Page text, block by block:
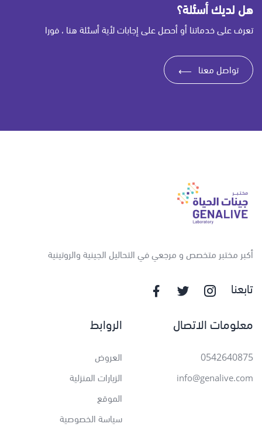
هل لديك أسئلة؟
تعرف على خدماتنا أو أحصل على إجابات لأية أسئلة هنا ، فورا
تواصل معنا ⟶
أكبر مختبر متخصص و مرجعي في التحاليل الجينية والروتينية
تابعنا
معلومات الاتصال
0542640875
info@genalive.com
الروابط
العروض
الزيارات المنزلية
الموقع
سياسة الخصوصية